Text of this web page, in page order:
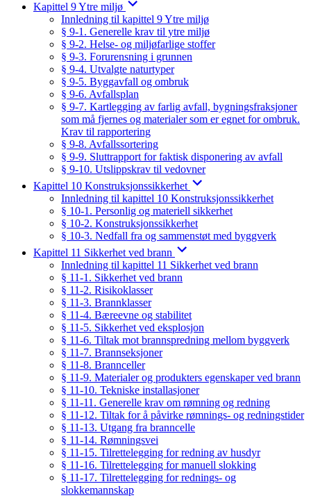
Kapittel 9 Ytre miljø
Innledning til kapittel 9 Ytre miljø
§ 9-1. Generelle krav til ytre miljø
§ 9-2. Helse- og miljøfarlige stoffer
§ 9-3. Forurensning i grunnen
§ 9-4. Utvalgte naturtyper
§ 9-5. Byggavfall og ombruk
§ 9-6. Avfallsplan
§ 9-7. Kartlegging av farlig avfall, bygningsfraksjoner
som må fjernes og materialer som er egnet for ombruk.
Krav til rapportering
§ 9-8. Avfallssortering
§ 9-9. Sluttrapport for faktisk disponering av avfall
§ 9-10. Utslippskrav til vedovner
Kapittel 10 Konstruksjonssikkerhet
Innledning til kapittel 10 Konstruksjonssikkerhet
§ 10-1. Personlig og materiell sikkerhet
§ 10-2. Konstruksjonssikkerhet
§ 10-3. Nedfall fra og sammenstøt med byggverk
Kapittel 11 Sikkerhet ved brann
Innledning til kapittel 11 Sikkerhet ved brann
§ 11-1. Sikkerhet ved brann
§ 11-2. Risikoklasser
§ 11-3. Brannklasser
§ 11-4. Bæreevne og stabilitet
§ 11-5. Sikkerhet ved eksplosjon
§ 11-6. Tiltak mot brannspredning mellom byggverk
§ 11-7. Brannseksjoner
§ 11-8. Brannceller
§ 11-9. Materialer og produkters egenskaper ved brann
§ 11-10. Tekniske installasjoner
§ 11-11. Generelle krav om rømning og redning
§ 11-12. Tiltak for å påvirke rømnings- og redningstider
§ 11-13. Utgang fra branncelle
§ 11-14. Rømningsvei
§ 11-15. Tilrettelegging for redning av husdyr
§ 11-16. Tilrettelegging for manuell slokking
§ 11-17. Tilrettelegging for rednings- og
slokkemannskap